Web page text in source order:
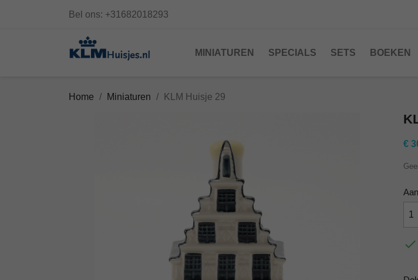
Bel ons: +31682018293
MINIATUREN SPECIALS SETS BOEKEN
Home Miniaturen KLM Huisje 29
€
